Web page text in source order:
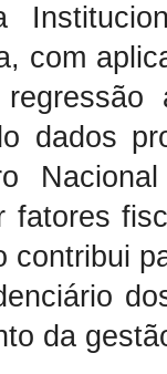
com
dados
fatores
contribui
da